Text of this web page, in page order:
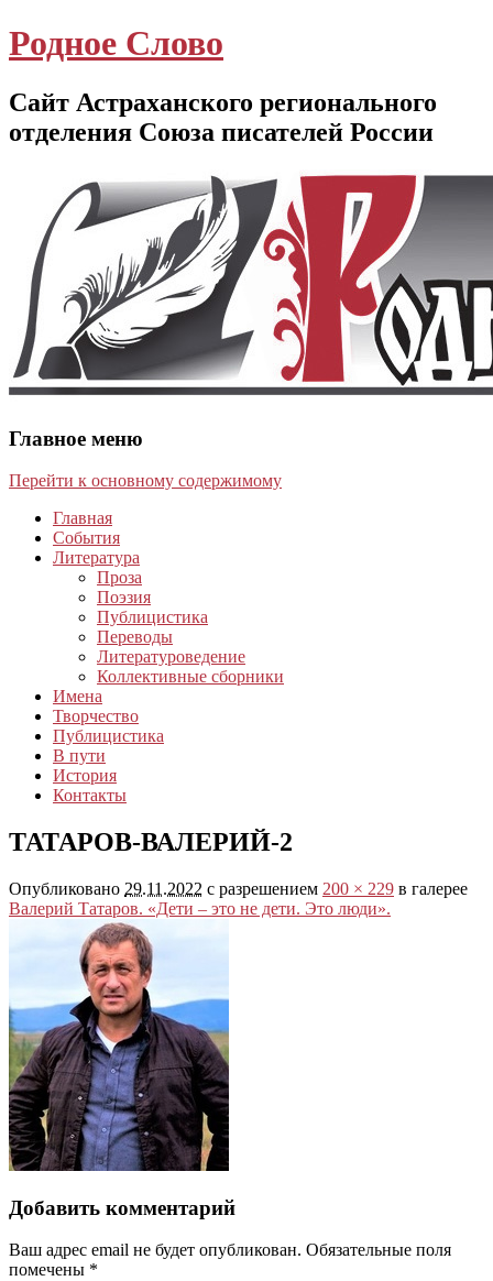
Родное Слово
Сайт Астраханского регионального
отделения Союза писателей России
Главное меню
Перейти к основному содержимому
Главная
События
Литература
Проза
Поэзия
Публицистика
Переводы
Литературоведение
Коллективные сборники
Имена
Творчество
Публицистика
В пути
История
Контакты
ТАТАРОВ-ВАЛЕРИЙ-2
Опубликовано 29.11.2022 с разрешением 200 × 229 в галерее
Валерий Татаров. «Дети – это не дети. Это люди».
Добавить комментарий
Ваш адрес email не будет опубликован. Обязательные поля
помечены *